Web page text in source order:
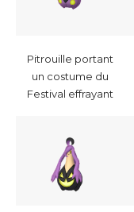
Pitrouille portant
un costume du
Festival effrayant